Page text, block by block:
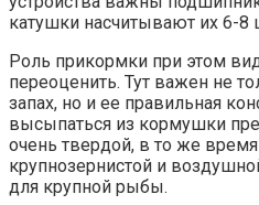
катушки насчитывают их 6-8
Роль прикормки при этом
переоценить. Тут важен не
запах, но и ее правильная
высыпаться из кормушки
очень твердой, в то же
крупнозернистой и
для крупной рыбы.